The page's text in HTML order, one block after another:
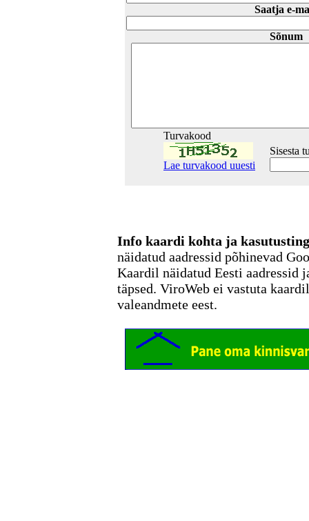
Saatja e-
Sõnum
Turvakood
Lae turvakood uuesti
Sisesta
Info kaardi kohta ja
näidatud aadressid põhinevad
Kaardil näidatud Eesti aadressid
täpsed. ViroWeb ei vastuta
valeandmete eest.